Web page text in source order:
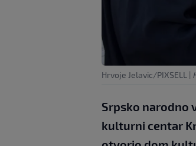
Hrvoje Jelavic/PIXSELL |
Srpsko narodno
kulturni centar